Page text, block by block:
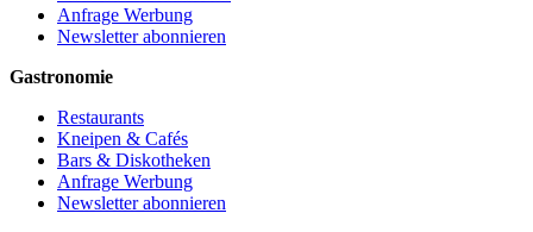
Anfrage Werbung
Newsletter abonnieren
Gastronomie
Restaurants
Kneipen & Cafés
Bars & Diskotheken
Anfrage Werbung
Newsletter abonnieren